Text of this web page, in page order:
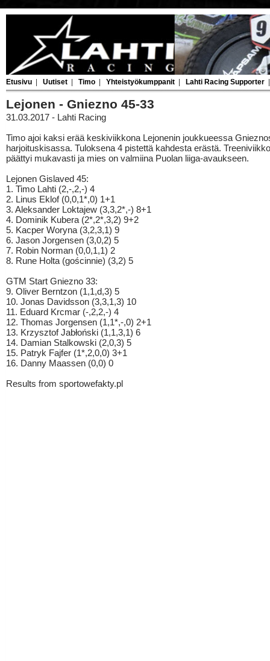
Etusivu Uutiset Timo Yhteistyökumppanit Lahti Racing Supporter
Lejonen - Gniezno 45-33
31.03.2017 - Lahti Racing
Timo ajoi kaksi erää keskiviikkona Lejonenin joukkueessa
harjoituskisassa. Tuloksena 4 pistettä kahdesta erästä.
päättyi mukavasti ja mies on valmiina Puolan liiga-avaukseen.
Lejonen Gislaved 45:
1. Timo Lahti (2,-,2,-) 4
2. Linus Eklof (0,0,1*,0) 1+1
3. Aleksander Loktajew (3,3,2*,-) 8+1
4. Dominik Kubera (2*,2*,3,2) 9+2
5. Kacper Woryna (3,2,3,1) 9
6. Jason Jorgensen (3,0,2) 5
7. Robin Norman (0,0,1,1) 2
8. Rune Holta (gościnnie) (3,2) 5
GTM Start Gniezno 33:
9. Oliver Berntzon (1,1,d,3) 5
10. Jonas Davidsson (3,3,1,3) 10
11. Eduard Krcmar (-,2,2,-) 4
12. Thomas Jorgensen (1,1*,-,0) 2+1
13. Krzysztof Jabłoński (1,1,3,1) 6
14. Damian Stalkowski (2,0,3) 5
15. Patryk Fajfer (1*,2,0,0) 3+1
16. Danny Maassen (0,0) 0
Results from sportowefakty.pl